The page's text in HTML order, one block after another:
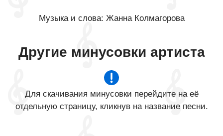
Музыка и слова: Жанна Колмагорова
Другие минусовки артиста
Для скачивания минусовки перейдите на её
отдельную страницу, кликнув на название песни.